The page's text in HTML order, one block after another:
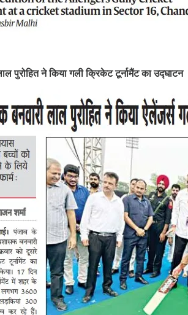
पुरोहित ने किया गली क्रिकेट टूर्नामैंट का उद्घाटन